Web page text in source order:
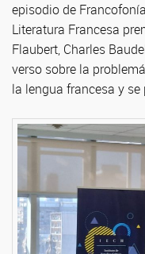
episodio de
Literatura Francesa
Flaubert, Charles
verso sobre la
la lengua francesa y